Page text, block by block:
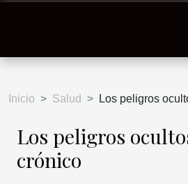
Inicio Salud Los peligros
Los peligros
crónico